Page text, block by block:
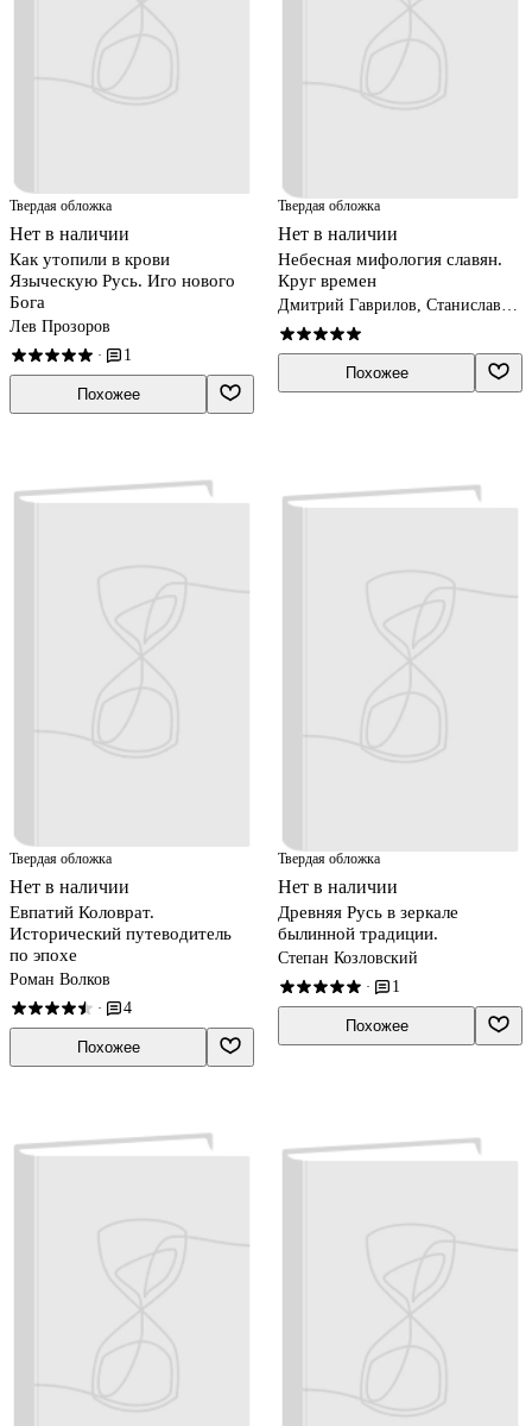
Твердая обложка
Нет в наличии
Как утопили в крови
Языческую Русь. Иго нового
Бога
Лев Прозоров
· 1
Похожее
Твердая обложка
Нет в наличии
Небесная мифология славян.
Круг времен
Дмитрий Гаврилов, Станислав
Ермаков
Похожее
Твердая обложка
Нет в наличии
Евпатий Коловрат.
Исторический путеводитель
по эпохе
Роман Волков
· 4
Похожее
Твердая обложка
Нет в наличии
Древняя Русь в зеркале
былинной традиции.
Степан Козловский
· 1
Похожее